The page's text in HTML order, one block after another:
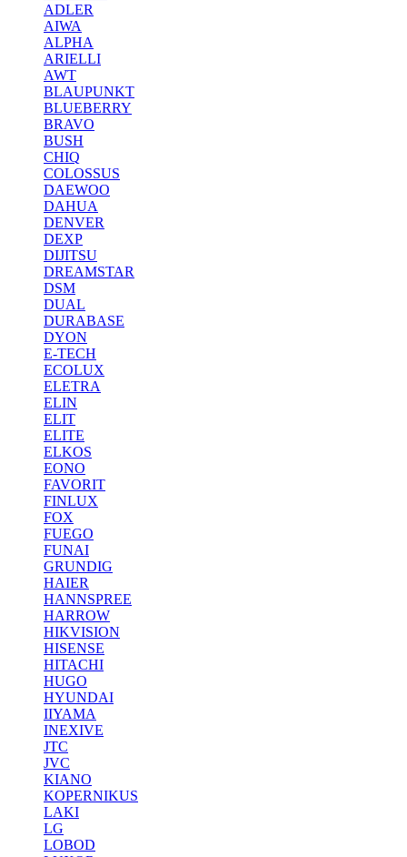
ADLER
AIWA
ALPHA
ARIELLI
AWT
BLAUPUNKT
BLUEBERRY
BRAVO
BUSH
CHIQ
COLOSSUS
DAEWOO
DAHUA
DENVER
DEXP
DIJITSU
DREAMSTAR
DSM
DUAL
DURABASE
DYON
E-TECH
ECOLUX
ELETRA
ELIN
ELIT
ELITE
ELKOS
EONO
FAVORIT
FINLUX
FOX
FUEGO
FUNAI
GRUNDIG
HAIER
HANNSPREE
HARROW
HIKVISION
HISENSE
HITACHI
HUGO
HYUNDAI
IIYAMA
INEXIVE
JTC
JVC
KIANO
KOPERNIKUS
LAKI
LG
LOBOD